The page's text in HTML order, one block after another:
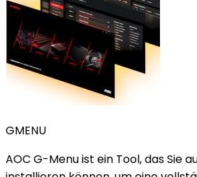
GMENU
AOC G-Menu ist ein Tool, das Sie